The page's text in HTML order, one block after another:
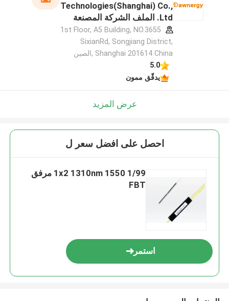
Technologies(Shanghai) Co.,
Ltd. الملف الشركة المصنعة
1st Floor, A5 Building, NO.3655
SixianRd, Songjiang District,
Shanghai 201614 China ,الصين
5.0
يدقّق ممون
عرض المزيد
احصل على افضل سعر ل
1x2 1310nm 1550 1/99 مرفق
FBT
استمر